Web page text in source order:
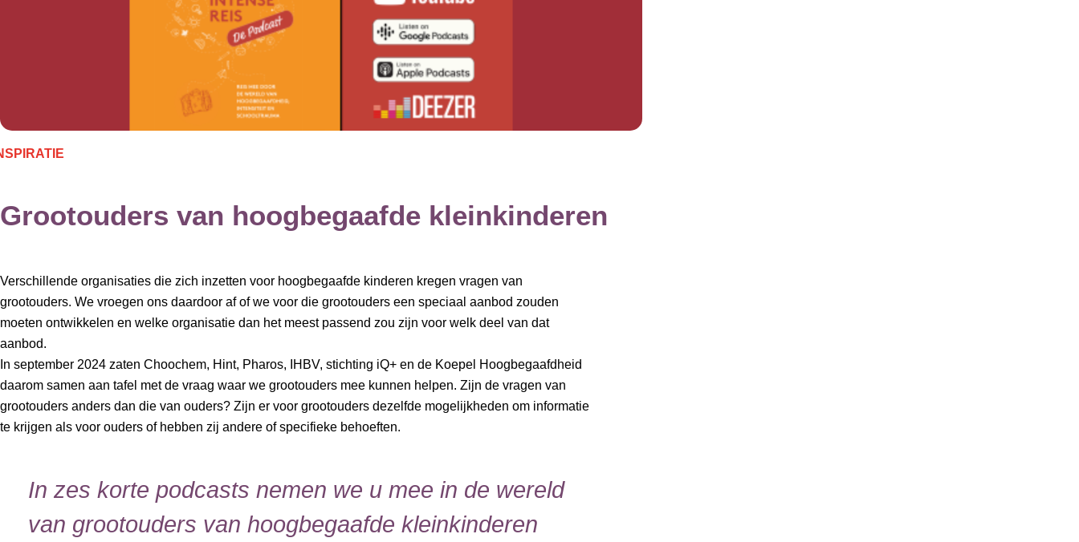
Grootouders van hoogbegaafde kleinkinderen
Verschillende organisaties die zich inzetten voor hoogbegaafde kinderen kregen vragen van
grootouders. We vroegen ons daardoor af of we voor die grootouders een speciaal aanbod zouden
moeten ontwikkelen en welke organisatie dan het meest passend zou zijn voor welk deel van dat
aanbod.
In september 2024 zaten Choochem, Hint, Pharos, IHBV, stichting iQ+ en de Koepel Hoogbegaafdheid
daarom samen aan tafel met de vraag waar we grootouders mee kunnen helpen. Zijn de vragen van
grootouders anders dan die van ouders? Zijn er voor grootouders dezelfde mogelijkheden om informatie
te krijgen als voor ouders of hebben zij andere of specifieke behoeften.
In zes korte podcasts nemen we u mee in de wereld
van grootouders van hoogbegaafde kleinkinderen